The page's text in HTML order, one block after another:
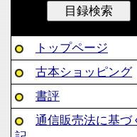
トップページ
古本ショッピング
書評
通信販売法に基づ